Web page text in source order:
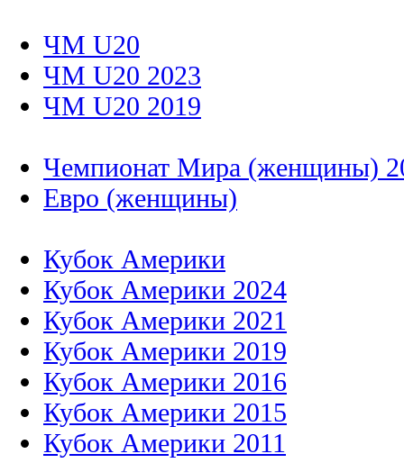
ЧМ U20
ЧМ U20 2023
ЧМ U20 2019
Чемпионат Мира (женщины)
Евро (женщины)
Кубок Америки
Кубок Америки 2024
Кубок Америки 2021
Кубок Америки 2019
Кубок Америки 2016
Кубок Америки 2015
Кубок Америки 2011